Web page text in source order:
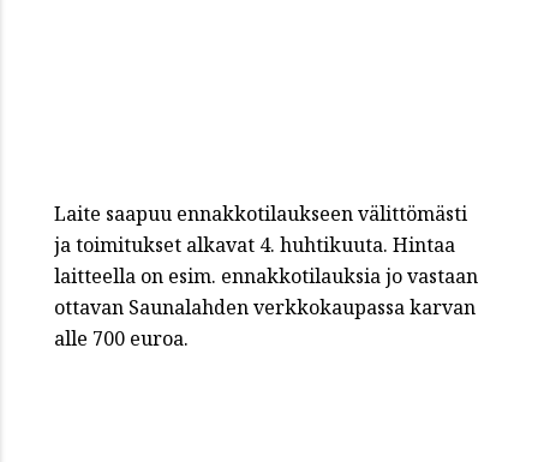
Laite saapuu ennakkotilaukseen välittömästi
ja toimitukset alkavat 4. huhtikuuta. Hintaa
laitteella on esim. ennakkotilauksia jo vastaan
ottavan Saunalahden verkkokaupassa karvan
alle 700 euroa.